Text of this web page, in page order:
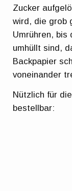
Zucker
wird, die grob
Umrühren, bis
umhüllt sind,
Backpapier
voneinander
Nützlich für
bestellbar: